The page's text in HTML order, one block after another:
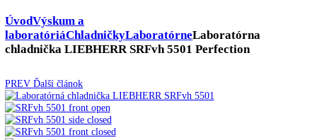
Ultra nízka teplota -86 °C
Skladovanie výbušných látok
Kávovary
Kávy
Uncategorized